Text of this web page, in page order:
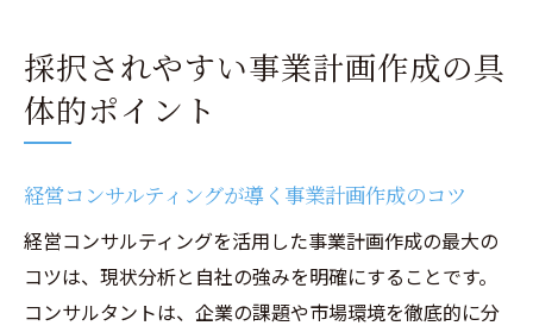
採択されやすい事業計画作成の具
体的ポイント
経営コンサルティングが導く事業計画作成のコツ
経営コンサルティングを活用した事業計画作成の最大の
コツは、現状分析と自社の強みを明確にすることです。
コンサルタントは、企業の課題や市場環境を徹底的に分